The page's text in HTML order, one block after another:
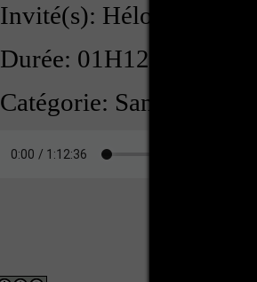
Invité(s): Héloïse
Durée: 01H12
Catégorie: Santé